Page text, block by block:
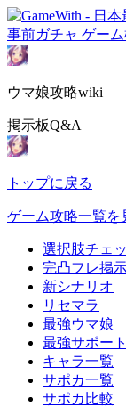
事前ガチャ ゲー
ウマ娘攻略wiki
掲示板Q&A
トップに戻る
ゲーム攻略一覧を
選択肢チェ
完凸フレ掲
新シナリオ
リセマラ
最強ウマ娘
最強サポート
キャラ一覧
サポカ一覧
サポカ比較